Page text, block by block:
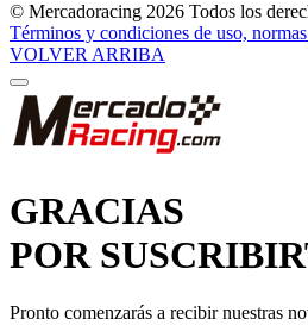
© Mercadoracing 2026 Todos los
Términos y condiciones de uso,
VOLVER ARRIBA
GRACIAS
POR
Pronto comenzarás a recibir nuestras